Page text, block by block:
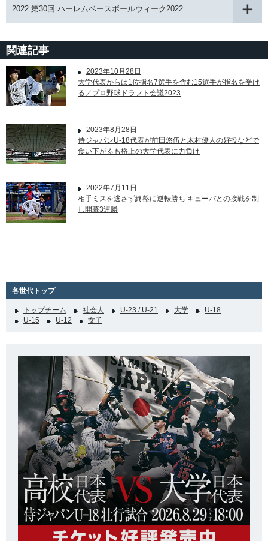
2022 第30回 ハーレムベースボールウィーク2022
関連記事
2023年10月28日
大学代表からは1位指名7選手を含む15選手が指名を受け
る／プロ野球ドラフト会議2023
2023年8月28日
侍ジャパンU-18代表が前田悠伍と木村優人の好投などで
食い下がるも格上の大学代表に力負け
2022年7月11日
相手ミスを逃さず終盤に逆転勝ち キューバとの接戦を制
し開幕3連勝
各世代トップ
トップチーム 社会人 U-23 / U-21 大学
U-18
U-15
U-12 女子